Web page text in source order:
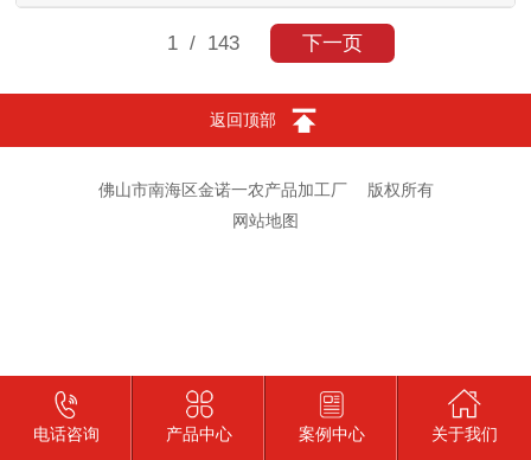
1/ 143 下一页
返回顶部
佛山市南海区金诺一农产品加工厂
版权所有
网站地图
电话咨询 产品中心 案例中心 关于我们